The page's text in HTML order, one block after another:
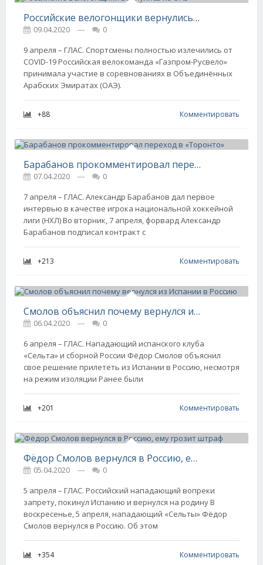
Российские велогонщики вернулись из ОАЭ
09.04.2020 ---
0
9 апреля – ГЛАС. Спортсмены полностью излечились от
COVID-19 Российская велокоманда «Газпром-Русвело»
принимала участие в соревнованиях в Объединённых
Арабских Эмиратах (ОАЭ).
+88 Комментировать
Барабанов прокомментировал переход в «Торонто»
07.04.2020 ---
0
7 апреля – ГЛАС. Александр Барабанов дал первое
интервью в качестве игрока национальной хоккейной
лиги (НХЛ) Во вторник, 7 апреля, форвард Александр
Барабанов подписал контракт с
+213 Комментировать
Смолов объяснил почему вернулся из Испании в Россию
06.04.2020 ---
0
6 апреля – ГЛАС. Нападающий испанского клуба
«Сельта» и сборной России Фёдор Смолов объяснил
свое решение прилететь из Испании в Россию, несмотря
на режим изоляции Ранее были
+201 Комментировать
Фёдор Смолов вернулся в Россию, ему грозит штраф
05.04.2020 ---
0
5 апреля – ГЛАС. Российский нападающий вопреки
запрету, покинул Испанию и вернулся на родину В
воскресенье, 5 апреля, нападающий «Сельты» Фёдор
Смолов вернулся в Россию. Об этом
+354 Комментировать